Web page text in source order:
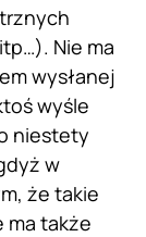
Nie ma
wysłanej
wyśle
niestety
w
że takie
ma także